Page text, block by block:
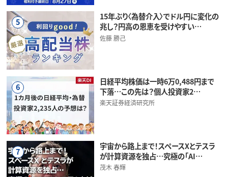
5
15年ぶり〈為替介入〉でドル円に変化の
兆し？円高の恩恵を受けやすい…
佐藤 勝己
6
日経平均株価は一時6万0,488円まで
下落…この先は？個人投資家2…
楽天証券経済研究所
7
宇宙から路上まで！スペースXとテスラ
が計算資源を独占…究極の「AI…
茂木 春輝